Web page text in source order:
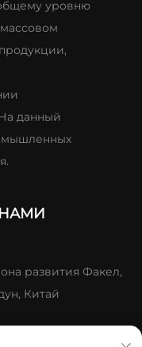
уровню
данный
развития Факел,
Китай